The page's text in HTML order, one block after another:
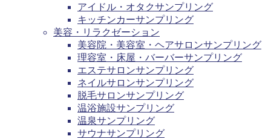
アイドル・オタクサンプリング
キッチンカーサンプリング
美容・リラクゼーション
美容院・美容室・ヘアサロンサンプリング
理容室・床屋・バーバーサンプリング
エステサロンサンプリング
ネイルサロンサンプリング
脱毛サロンサンプリング
温浴施設サンプリング
温泉サンプリング
サウナサンプリング